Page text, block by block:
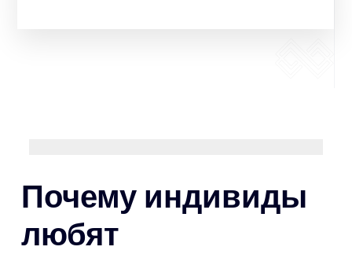
Почему индивиды
любят